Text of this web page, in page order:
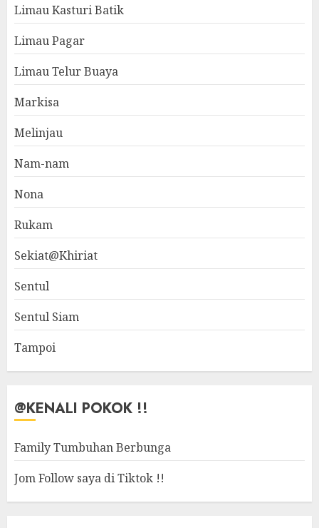
Limau Kasturi Batik
Limau Pagar
Limau Telur Buaya
Markisa
Melinjau
Nam-nam
Nona
Rukam
Sekiat@Khiriat
Sentul
Sentul Siam
Tampoi
@KENALI POKOK !!
Family Tumbuhan Berbunga
Jom Follow saya di Tiktok !!